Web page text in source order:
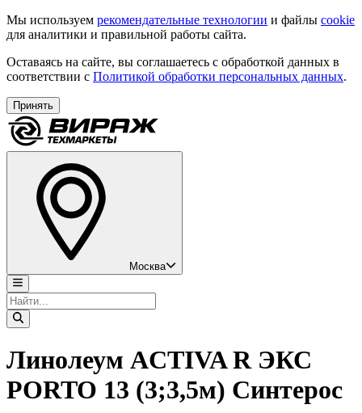
Мы используем рекомендательные технологии и файлы cookie
для аналитики и правильной работы сайта.
Оставаясь на сайте, вы соглашаетесь с обработкой данных в
соответствии с Политикой обработки персональных данных.
Принять
Москва
Линолеум ACTIVA R ЭКС
PORTO 13 (3;3,5м) Синтерос